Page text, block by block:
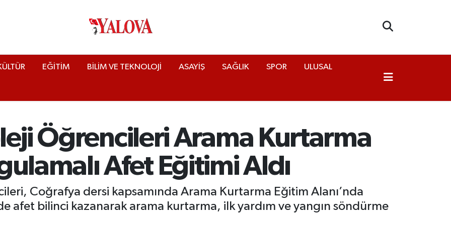
EĞİTİM BİLİM VE TEKNOLOJİ ASAYİŞ SAĞLIK SPOR ULUSAL
Öğrencileri Arama Kurtarma
Afet Eğitimi Aldı
Coğrafya dersi kapsamında Arama Kurtarma Eğitim Alanı’nda
afet bilinci kazanarak arama kurtarma, ilk yardım ve yangın söndürme